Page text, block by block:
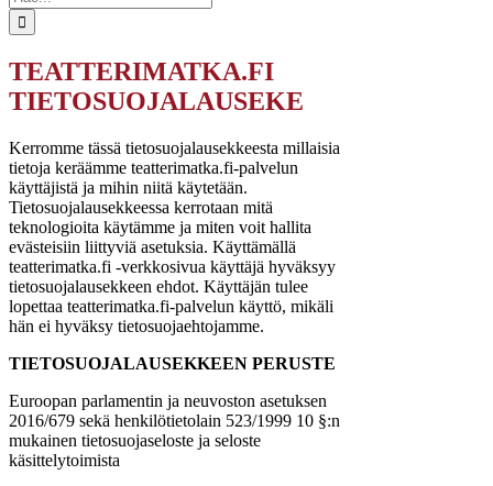
...
TEATTERIMATKA.FI
TIETOSUOJALAUSEKE
Kerromme tässä tietosuojalausekkeesta millaisia
tietoja keräämme teatterimatka.fi-palvelun
käyttäjistä ja mihin niitä käytetään.
Tietosuojalausekkeessa kerrotaan mitä
teknologioita käytämme ja miten voit hallita
evästeisiin liittyviä asetuksia. Käyttämällä
teatterimatka.fi -verkkosivua käyttäjä hyväksyy
tietosuojalausekkeen ehdot. Käyttäjän tulee
lopettaa teatterimatka.fi-palvelun käyttö, mikäli
hän ei hyväksy tietosuojaehtojamme.
TIETOSUOJALAUSEKKEEN PERUSTE
Euroopan parlamentin ja neuvoston asetuksen
2016/679 sekä henkilötietolain 523/1999 10 §:n
mukainen tietosuojaseloste ja seloste
käsittelytoimista